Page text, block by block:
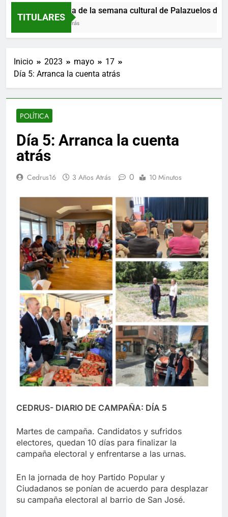
TITULARES
Programa de la semana cultural de Palazuelos de
13 Horas Atrás
Inicio 2023 mayo
17
Día 5: Arranca la cuenta atrás
POLÍTICA
Día 5: Arranca la cuenta
atrás
Cedrus16 3 Años Atrás 0 10 Minutos
CEDRUS- DIARIO DE CAMPAÑA: DÍA 5
Martes de campaña. Candidatos y sufridos
electores, quedan 10 días para finalizar la
campaña electoral y enfrentarse a las urnas.
En la jornada de hoy Partido Popular y
Ciudadanos se ponían de acuerdo para desplazar
su campaña electoral al barrio de San José.